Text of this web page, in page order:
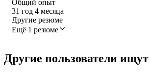
Общий опыт
31 год 4 месяца
Другие резюме
Ещё 1 резюме
Другие пользователи ищут